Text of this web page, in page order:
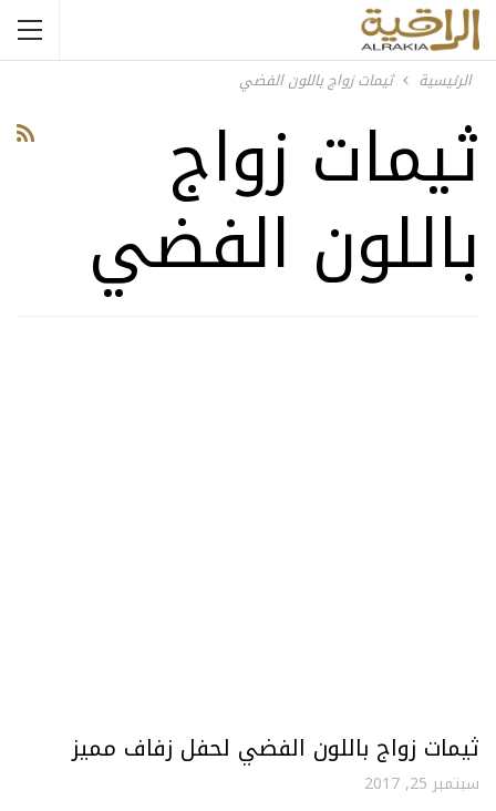
الرئيسية ثيمات زواج باللون الفضي
ثيمات زواج
باللون الفضي
ثيمات زواج باللون الفضي لحفل زفاف مميز
سبتمبر 25, 2017